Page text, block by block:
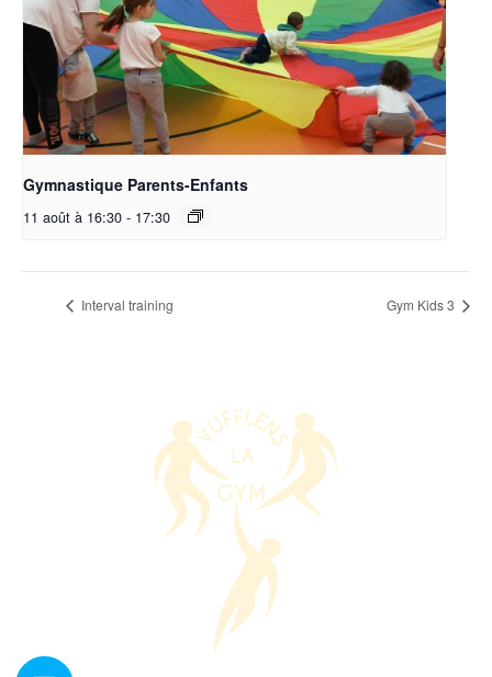
Gymnastique Parents-Enfants
11 août à 16:30 - 17:30
Interval training Gym Kids 3